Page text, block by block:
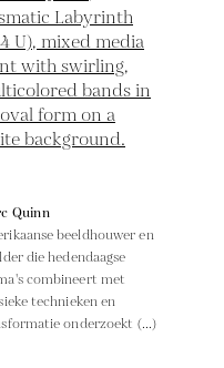
Quinn
beeldhouwer en
die hedendaagse
combineert met
technieken en
onderzoekt (...)